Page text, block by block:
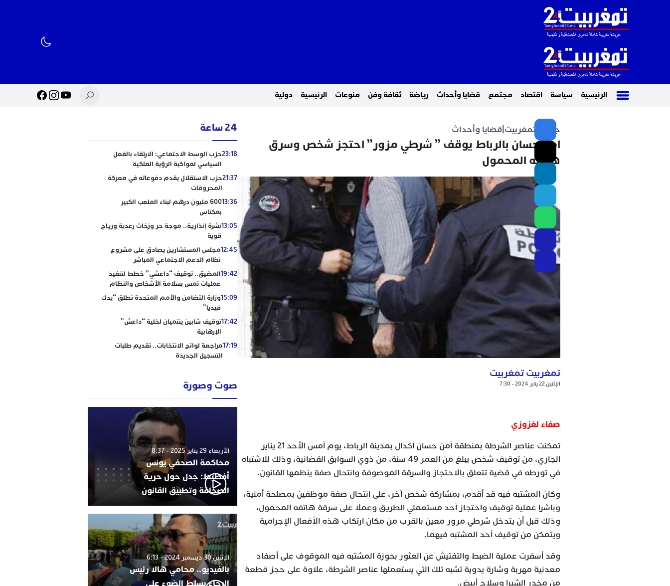
الرئيسية سياسة اقتصاد مجتمع قضايا وأحداث رياضة ثقافة وفن منوعات الرئيسية دولية
جريدة تمغربيت قضايا وأحداث
امن حسان بالرباط يوقف ” شرطي مزور” احتجز شخص وسرق
هاتفه المحمول
تمغربيت تمغربيت
الإثنين 22 يناير 2024 - 7:30
صفاء لغزوزي
تمكنت عناصر الشرطة بمنطقة أمن حسان أكدال بمدينة الرباط، يوم أمس الأحد 21 يناير
الجاري، من توقيف شخص يبلغ من العمر 49 سنة، من ذوي السوابق القضائية، وذلك للاشتباه
في تورطه في قضية تتعلق بالاحتجاز والسرقة الموصوفة وانتحال صفة ينظمها القانون.
وكان المشتبه فيه قد أقدم، بمشاركة شخص آخر، على انتحال صفة موظفين بمصلحة أمنية،
وباشرا عملية توقيف واحتجاز أحد مستعملي الطريق وعملا على سرقة هاتفه المحمول،
وذلك قبل أن يتدخل شرطي مرور معين بالقرب من مكان ارتكاب هذه الأفعال الإجرامية
ويتمكن من توقيف أحد المشتبه فيهما.
وقد أسفرت عملية الضبط والتفتيش عن العثور بحوزة المشتبه فيه الموقوف على أصفاد
معدنية مهربة وشارة يدوية تشبه تلك التي يستعملها عناصر الشرطة، علاوة على حجز قطعة
من مخدر الشيرا وسلاح أبيض.
24 ساعة
23:18حزب الوسط الاجتماعي: الارتقاء بالفعل
السياسي لمواكبة الرؤية الملكية
21:37حزب الاستقلال يقدم دفوعاته في معركة
المحروقات
13:36
600 مليون درهم لبناء الملعب الكبير
بمكناس
13:05نشرة إنذارية.. موجة حر وزخات رعدية ورياح
قوية
12:45مجلس المستشارين يصادق على مشروع
نظام الدعم الاجتماعي المباشر
19:42المضيق.. توقيف “داعشي” خطط لتنفيذ
عمليات تمس بسلامة الأشخاص والنظام
15:09وزارة التضامن والأمم المتحدة تطلق “يدك
فيديا”
17:42توقيف شابين ينتميان لخلية “داعش”
الإرهابية
17:19مراجعة لوائح الانتخابات.. تقديم طلبات
التسجيل الجديدة
صوت وصورة
الأربعاء 29 يناير 2025 - 8:37
محاكمة الصحفي يونس
أفطيط: جدل حول حرية
الصحافة وتطبيق القانون
الإثنين 30 ديسمبر 2024 - 6:13
بالفيديو.. محامي هالا رئيس
الرجاء يسلط الضوء على